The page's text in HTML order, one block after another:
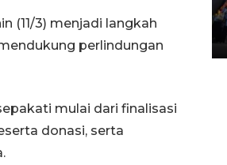
(11/3) menjadi langkah
perlindungan
mulai dari finalisasi
donasi, serta
di Sumbar
2026 10:35 WIB